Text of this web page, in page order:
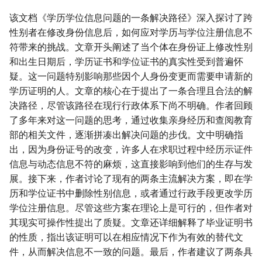
该文档《学历学位信息问题的一条解决路径》深入探讨了跨
性别者在修改身份信息后，如何应对学历与学位注册信息不
符带来的挑战。文章开头阐述了当个体在身份证上修改性别
和出生日期后，学历证书和学位证书的真实性受到普遍怀
疑。这一问题特别影响那些因个人身份变更而需要申请新的
学历证明的人。文章的核心在于提出了一条合理且合法的解
决路径，尽管该路径在现行行政体系下尚不明确。作者回顾
了多年来对这一问题的思考，通过收集亲身经历和查阅教育
部的相关文件，逐渐拼凑出解决问题的步伐。文中明确指
出，因为身份证号的改变，许多人在求职过程中经历示证件
信息与动态信息不符的麻烦，这直接影响到他们的生存与发
展。接下来，作者讨论了现有的两条主流解决方案，即在学
历和学位证书中删除性别信息，或者通过行政手段更改学历
学位注册信息。尽管这些方案在理论上是可行的，但作者对
其现实可操作性提出了质疑。文章还详细解释了毕业证明书
的性质，指出该证明可以在相应情况下作为有效的替代文
件，从而解决信息不一致的问题。最后，作者建议了两条具